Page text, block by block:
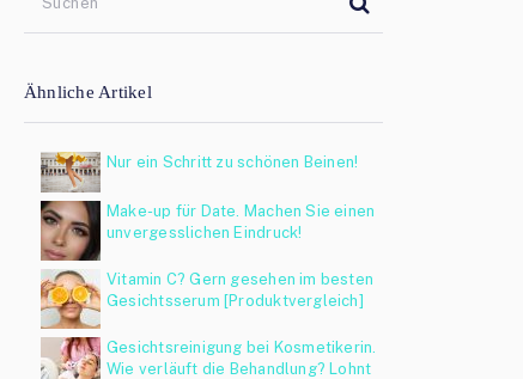
Ähnliche Artikel
Nur ein Schritt zu schönen Beinen!
Make-up für Date. Machen Sie einen
unvergesslichen Eindruck!
Vitamin C? Gern gesehen im besten
Gesichtsserum [Produktvergleich]
Gesichtsreinigung bei Kosmetikerin.
Wie verläuft die Behandlung? Lohnt